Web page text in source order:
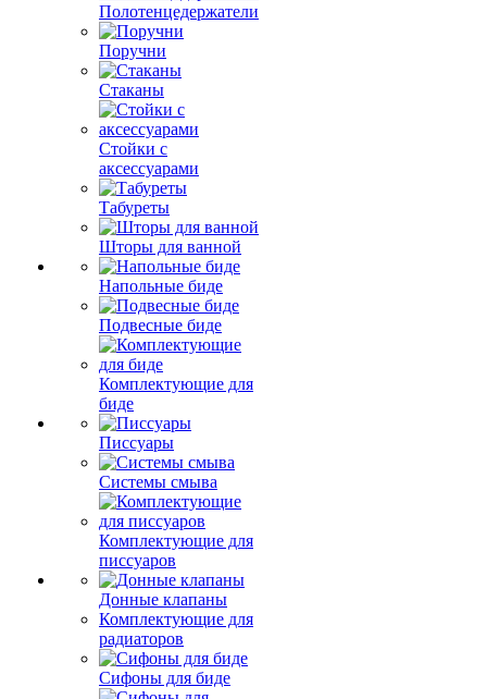
Полотенцедержатели
Поручни
Стаканы
Стойки с
аксессуарами
Табуреты
Шторы для ванной
Напольные биде
Подвесные биде
Комплектующие для
биде
Писсуары
Системы смыва
Комплектующие для
писсуаров
Донные клапаны
Комплектующие для
радиаторов
Сифоны для биде